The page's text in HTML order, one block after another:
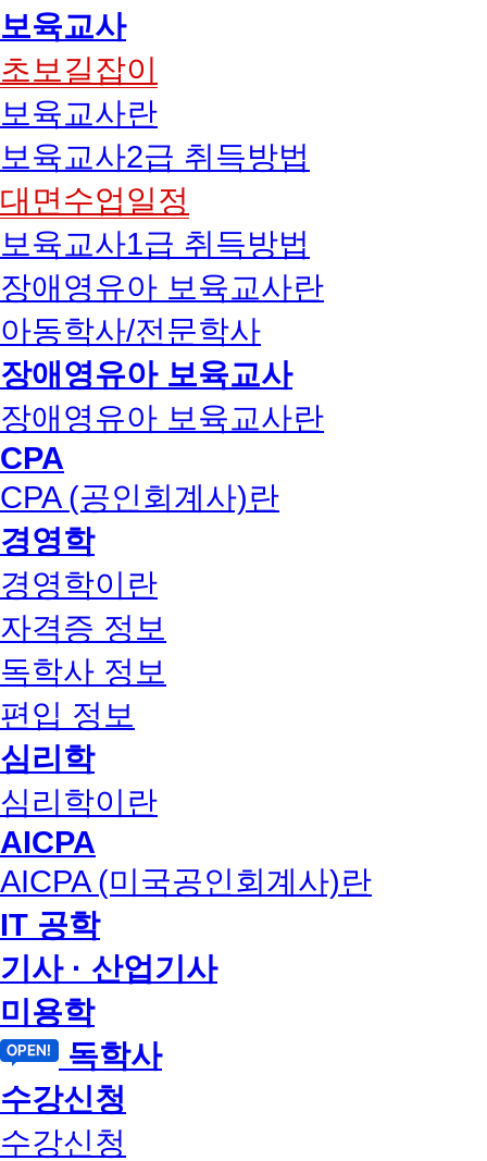
보육교사
초보길잡이
보육교사란
보육교사2급 취득방법
대면수업일정
보육교사1급 취득방법
장애영유아 보육교사란
아동학사/전문학사
장애영유아 보육교사
장애영유아 보육교사란
CPA
CPA (공인회계사)란
경영학
경영학이란
자격증 정보
독학사 정보
편입 정보
심리학
심리학이란
AICPA
AICPA (미국공인회계사)란
IT 공학
기사 · 산업기사
미용학
독학사
수강신청
수강신청